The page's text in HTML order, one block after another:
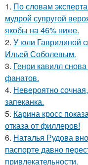
1. По словам
мудрой супругой
якобы на 46% ниже.
2. У юли Гаврилиной
Ильей Соболевым.
3. Генри кавилл
фанатов.
4. Невероятно
запеканка.
5. Карина кросс
отказа от филлеров!
6. Наталья Рудова
паспорте давно
привлекательности.